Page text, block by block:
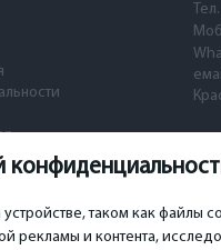
таком как файлы
рекламы и контента,